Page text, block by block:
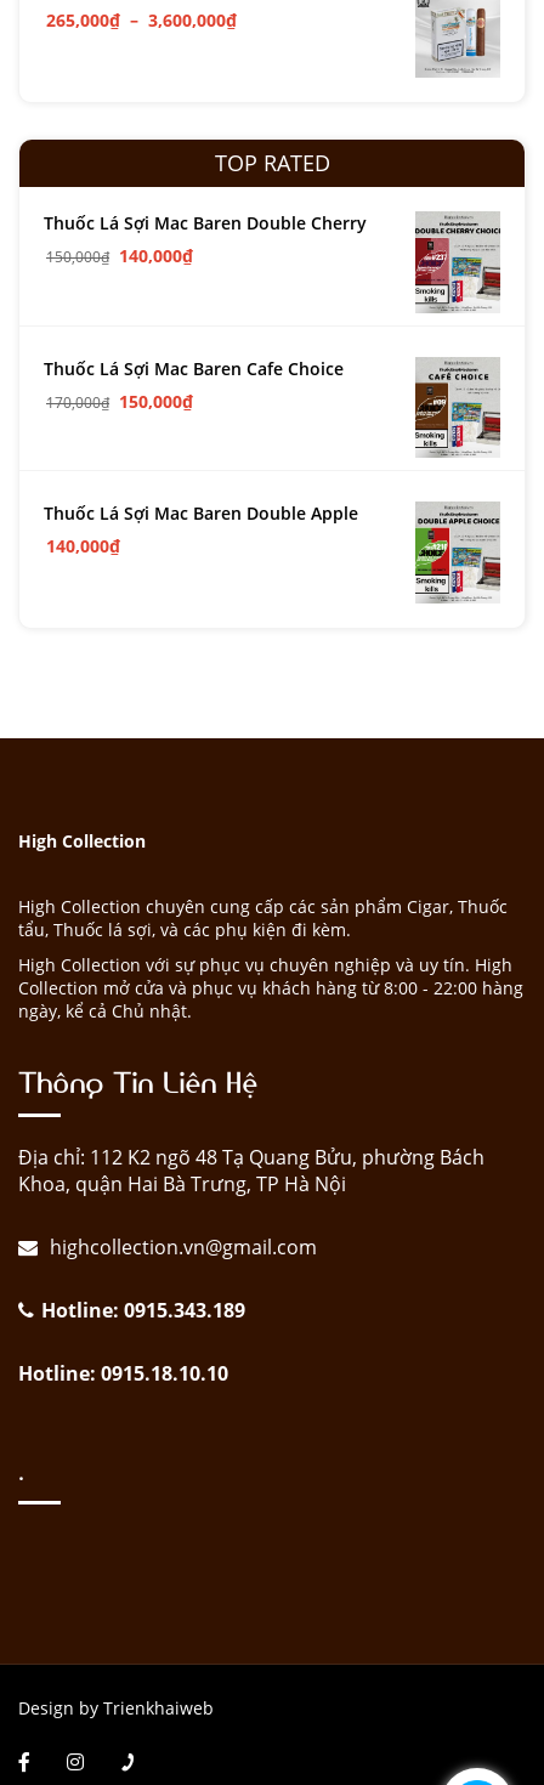
265,000₫ – 3,600,000₫
TOP RATED
Thuốc Lá Sợi Mac Baren Double Cherry
150,000₫ 140,000₫
Thuốc Lá Sợi Mac Baren Cafe Choice
170,000₫ 150,000₫
Thuốc Lá Sợi Mac Baren Double Apple
140,000₫
High Collection
High Collection chuyên cung cấp các sản phẩm Cigar, Thuốc
tẩu, Thuốc lá sợi, và các phụ kiện đi kèm.
High Collection với sự phục vụ chuyên nghiệp và uy tín. High
Collection mở cửa và phục vụ khách hàng từ 8:00 - 22:00 hàng
ngày, kể cả Chủ nhật.
Thông Tin Liên Hệ
Địa chỉ: 112 K2 ngõ 48 Tạ Quang Bửu, phường Bách
Khoa, quận Hai Bà Trưng, TP Hà Nội
highcollection.vn@gmail.com
Hotline: 0915.343.189
Hotline: 0915.18.10.10
.
Design by Trienkhaiweb